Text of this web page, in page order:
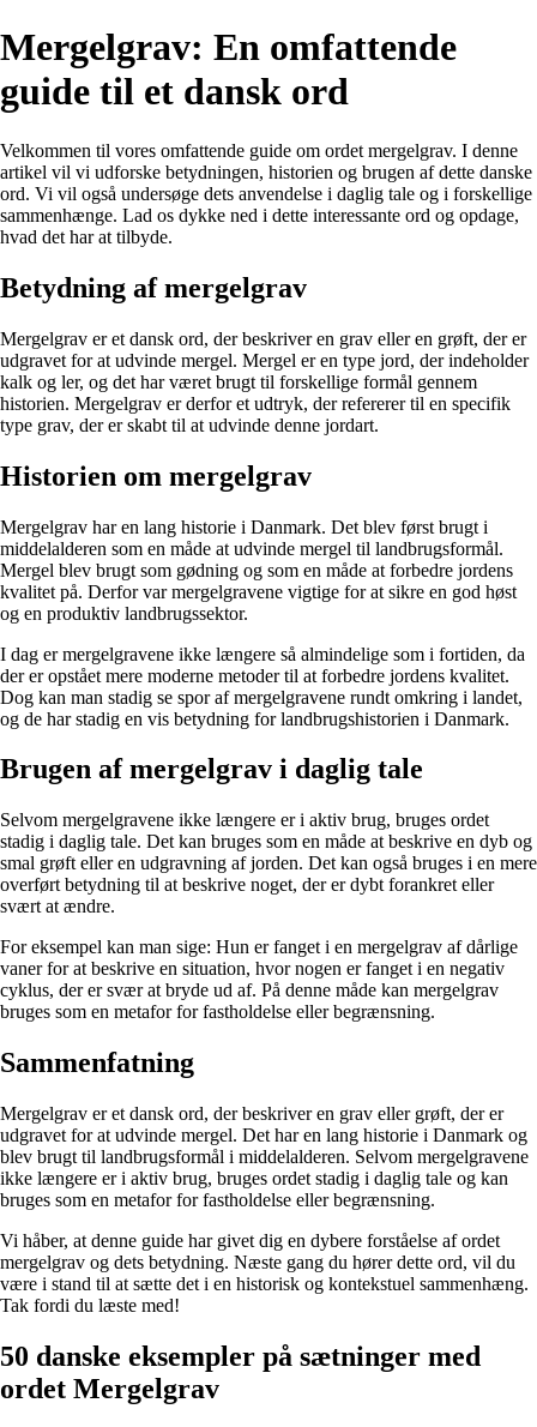
Mergelgrav: En omfattende
guide til et dansk ord
Velkommen til vores omfattende guide om ordet mergelgrav. I denne
artikel vil vi udforske betydningen, historien og brugen af dette danske
ord. Vi vil også undersøge dets anvendelse i daglig tale og i forskellige
sammenhænge. Lad os dykke ned i dette interessante ord og opdage,
hvad det har at tilbyde.
Betydning af mergelgrav
Mergelgrav er et dansk ord, der beskriver en grav eller en grøft, der er
udgravet for at udvinde mergel. Mergel er en type jord, der indeholder
kalk og ler, og det har været brugt til forskellige formål gennem
historien. Mergelgrav er derfor et udtryk, der refererer til en specifik
type grav, der er skabt til at udvinde denne jordart.
Historien om mergelgrav
Mergelgrav har en lang historie i Danmark. Det blev først brugt i
middelalderen som en måde at udvinde mergel til landbrugsformål.
Mergel blev brugt som gødning og som en måde at forbedre jordens
kvalitet på. Derfor var mergelgravene vigtige for at sikre en god høst
og en produktiv landbrugssektor.
I dag er mergelgravene ikke længere så almindelige som i fortiden, da
der er opstået mere moderne metoder til at forbedre jordens kvalitet.
Dog kan man stadig se spor af mergelgravene rundt omkring i landet,
og de har stadig en vis betydning for landbrugshistorien i Danmark.
Brugen af mergelgrav i daglig tale
Selvom mergelgravene ikke længere er i aktiv brug, bruges ordet
stadig i daglig tale. Det kan bruges som en måde at beskrive en dyb og
smal grøft eller en udgravning af jorden. Det kan også bruges i en mere
overført betydning til at beskrive noget, der er dybt forankret eller
svært at ændre.
For eksempel kan man sige: Hun er fanget i en mergelgrav af dårlige
vaner for at beskrive en situation, hvor nogen er fanget i en negativ
cyklus, der er svær at bryde ud af. På denne måde kan mergelgrav
bruges som en metafor for fastholdelse eller begrænsning.
Sammenfatning
Mergelgrav er et dansk ord, der beskriver en grav eller grøft, der er
udgravet for at udvinde mergel. Det har en lang historie i Danmark og
blev brugt til landbrugsformål i middelalderen. Selvom mergelgravene
ikke længere er i aktiv brug, bruges ordet stadig i daglig tale og kan
bruges som en metafor for fastholdelse eller begrænsning.
Vi håber, at denne guide har givet dig en dybere forståelse af ordet
mergelgrav og dets betydning. Næste gang du hører dette ord, vil du
være i stand til at sætte det i en historisk og kontekstuel sammenhæng.
Tak fordi du læste med!
50 danske eksempler på sætninger med
ordet Mergelgrav